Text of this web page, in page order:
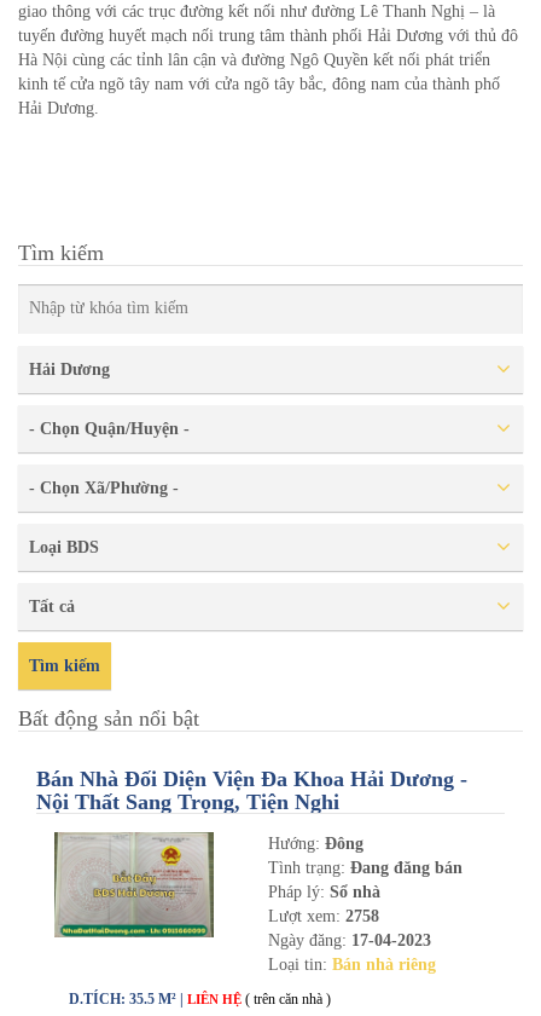
giao thông với các trục đường kết nối như đường Lê Thanh Nghị – là
tuyến đường huyết mạch nối trung tâm thành phối Hải Dương với thủ đô
Hà Nội cùng các tỉnh lân cận và đường Ngô Quyền kết nối phát triển
kinh tế cửa ngõ tây nam với cửa ngõ tây bắc, đông nam của thành phố
Hải Dương.
Tìm kiếm
Hải Dương
- Chọn Quận/Huyện -
- Chọn Xã/Phường -
Loại BDS
Tất cả
Tìm kiếm
Bất động sản nổi bật
Bán Nhà Đối Diện Viện Đa Khoa Hải Dương -
Nội Thất Sang Trọng, Tiện Nghi
Hướng: Đông
Tình trạng: Đang đăng bán
Pháp lý: Sổ nhà
Lượt xem: 2758
Ngày đăng: 17-04-2023
Loại tin: Bán nhà riêng
D.TÍCH: 35.5 M² | LIÊN HỆ ( trên căn nhà )